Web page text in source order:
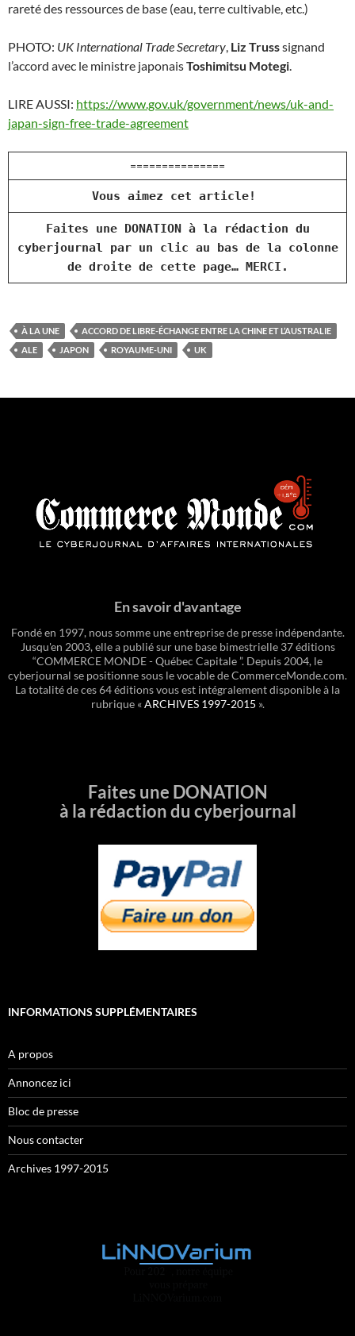
rareté des ressources de base (eau, terre cultivable, etc.)
PHOTO: UK International Trade Secretary, Liz Trusssignand
l’accord avec le ministre japonaisToshimitsu Motegi.
LIRE AUSSI: https://www.gov.uk/government/news/uk-and-
japan-sign-free-trade-agreement
===============
Vous aimez cet article!
Faites une DONATION à la rédaction du
cyberjournal par un clic au bas de la colonne
de droite de cette page… MERCI.
À LA UNE
ACCORD DE LIBRE-ÉCHANGE ENTRE LA CHINE ET L’AUSTRALIE
ALE
JAPON ROYAUME-UNI UK
En savoir d'avantage
Fondé en 1997, nous somme une entreprise de presse indépendante.
Jusqu'en 2003, elle a publié sur une base bimestrielle 37 éditions
“COMMERCE MONDE - Québec Capitale ”. Depuis 2004, le
cyberjournal se positionne sous le vocable de CommerceMonde.com.
La totalité de ces 64 éditions vous est intégralement disponible à la
rubrique «ARCHIVES 1997-2015 ».
Faites une DONATION
à la rédaction du cyberjournal
INFORMATIONS SUPPLÉMENTAIRES
A propos
Annoncez ici
Bloc de presse
Nous contacter
Archives 1997-2015